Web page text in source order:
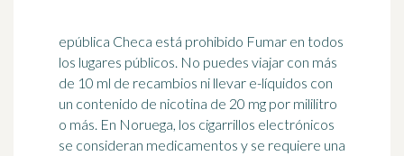
epública Checa está prohibido Fumar en todos
los lugares públicos. No puedes viajar con más
de 10 ml de recambios ni llevar e-líquidos con
un contenido de nicotina de 20 mg por mililitro
o más. En Noruega, los cigarrillos electrónicos
se consideran medicamentos y se requiere una